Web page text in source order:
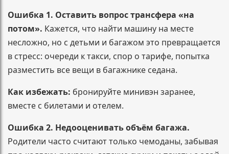
Ошибка 1. Оставить вопрос трансфера «на
потом». Кажется, что найти машину на месте
несложно, но с детьми и багажом это превращается
в стресс: очереди к такси, спор о тарифе, попытка
разместить все вещи в багажнике седана.
Как избежать: бронируйте минивэн заранее,
вместе с билетами и отелем.
Ошибка 2. Недооценивать объём багажа.
Родители часто считают только чемоданы, забывая